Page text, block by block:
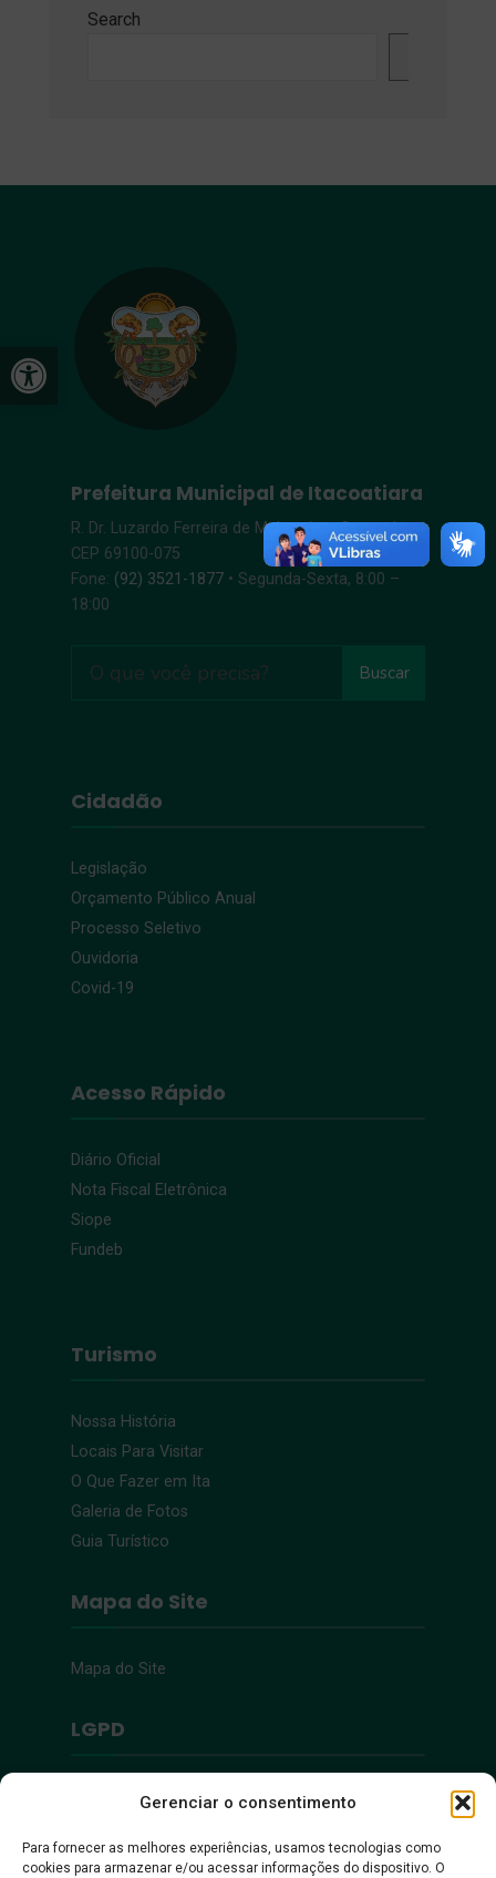
Open toolbar
Gerenciar o consentimento
Para fornecer as melhores experiências, usamos tecnologias como
cookies para armazenar e/ou acessar informações do dispositivo. O
Search
Prefeitura Municipal de Itacoatiara
R. Dr. Luzardo Ferreira de Melo, s/n – Centro |
CEP 69100-075
Fone: (92) 3521-1877 • Segunda-Sexta, 8:00 –
18:00
Buscar
Cidadão
Legislação
Orçamento Público Anual
Processo Seletivo
Ouvidoria
Covid-19
Acesso Rápido
Diário Oficial
Nota Fiscal Eletrônica
Siope
Fundeb
Turismo
Nossa História
Locais Para Visitar
O Que Fazer em Ita
Galeria de Fotos
Guia Turístico
Mapa do Site
Mapa do Site
LGPD
Política de Privacidade
Acessibilidade